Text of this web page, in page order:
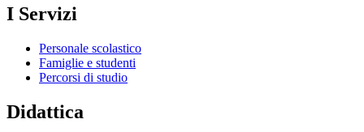
I Servizi
Personale scolastico
Famiglie e studenti
Percorsi di studio
Didattica